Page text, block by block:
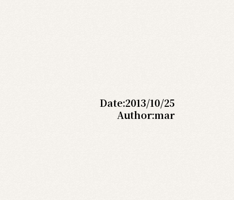
Date:2013/10/25
Author:mar